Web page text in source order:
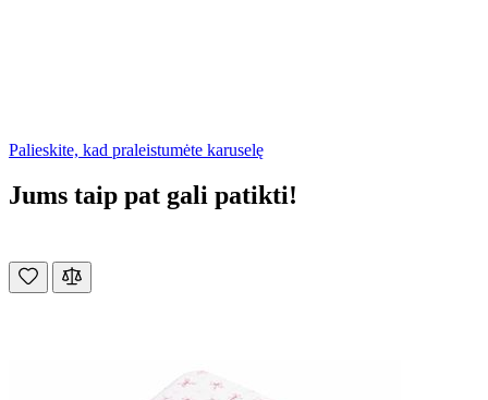
Palieskite, kad praleistumėte karuselę
Jums taip pat gali patikti!